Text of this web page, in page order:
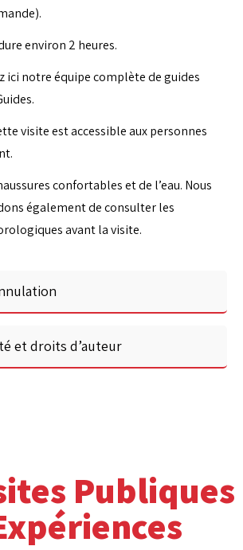
environ 2 heures.
ici notre équipe complète de guides
visite est accessible aux personnes
confortables et de l’eau. Nous
également de consulter les
avant la visite.
et droits d’auteur
Publiques